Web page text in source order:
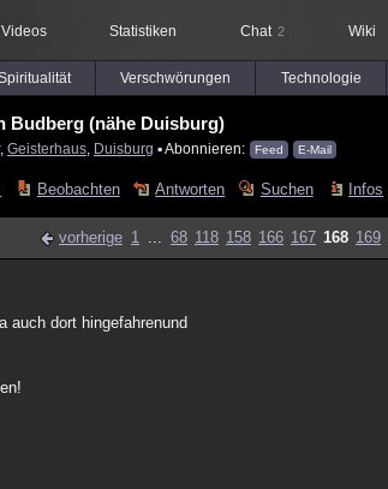
Videos Statistiken Chat 2 Wiki
Verschwörungen Technologie
Budberg (nähe Duisburg)
, Geisterhaus Duisburg ▪ Abonnieren: Feed E-Mail
Beobachten Antworten Suchen Infos
vorherige 1 ... 68 118 158 166 167 168 169
auch dort hingefahrenund